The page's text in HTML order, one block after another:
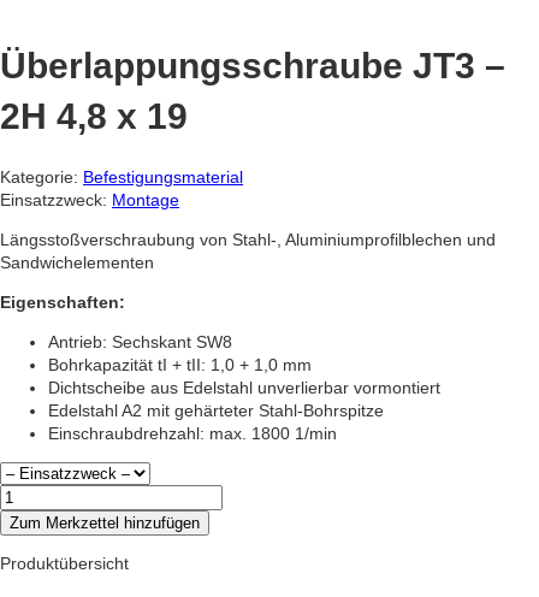
Überlappungsschraube JT3 –
2H 4,8 x 19
Kategorie: Befestigungsmaterial
Einsatzzweck: Montage
Längsstoßverschraubung von Stahl-, Aluminiumprofilblechen und
Sandwichelementen
Eigenschaften:
Antrieb: Sechskant SW8
Bohrkapazität tI + tII: 1,0 + 1,0 mm
Dichtscheibe aus Edelstahl unverlierbar vormontiert
Edelstahl A2 mit gehärteter Stahl-Bohrspitze
Einschraubdrehzahl: max. 1800 1/min
Überlappungsschraube
JT3
–
2H
Zum Merkzettel hinzufügen
Produktübersicht